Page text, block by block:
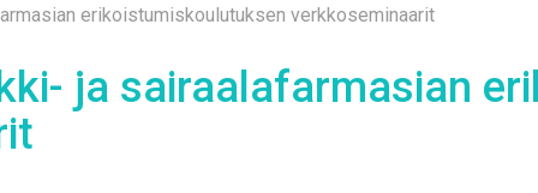
erikoistumiskoulutuksen verkkoseminaarit
ja sai­raa­la­far­m­asian